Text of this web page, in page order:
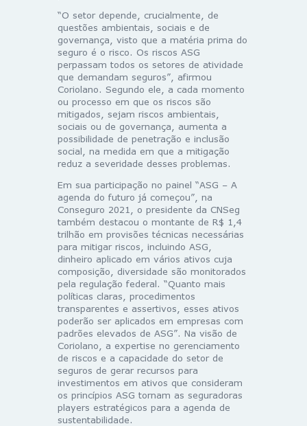
“O setor depende, crucialmente, de
questões ambientais, sociais e de
governança, visto que a matéria prima do
seguro é o risco. Os riscos ASG
perpassam todos os setores de atividade
que demandam seguros”, afirmou
Coriolano. Segundo ele, a cada momento
ou processo em que os riscos são
mitigados, sejam riscos ambientais,
sociais ou de governança, aumenta a
possibilidade de penetração e inclusão
social, na medida em que a mitigação
reduz a severidade desses problemas.
Em sua participação no painel “ASG – A
agenda do futuro já começou”, na
Conseguro 2021, o presidente da CNSeg
também destacou o montante de R$ 1,4
trilhão em provisões técnicas necessárias
para mitigar riscos, incluindo ASG,
dinheiro aplicado em vários ativos cuja
composição, diversidade são monitorados
pela regulação federal. “Quanto mais
políticas claras, procedimentos
transparentes e assertivos, esses ativos
poderão ser aplicados em empresas com
padrões elevados de ASG”. Na visão de
Coriolano, a expertise no gerenciamento
de riscos e a capacidade do setor de
seguros de gerar recursos para
investimentos em ativos que consideram
os princípios ASG tornam as seguradoras
players estratégicos para a agenda de
sustentabilidade.